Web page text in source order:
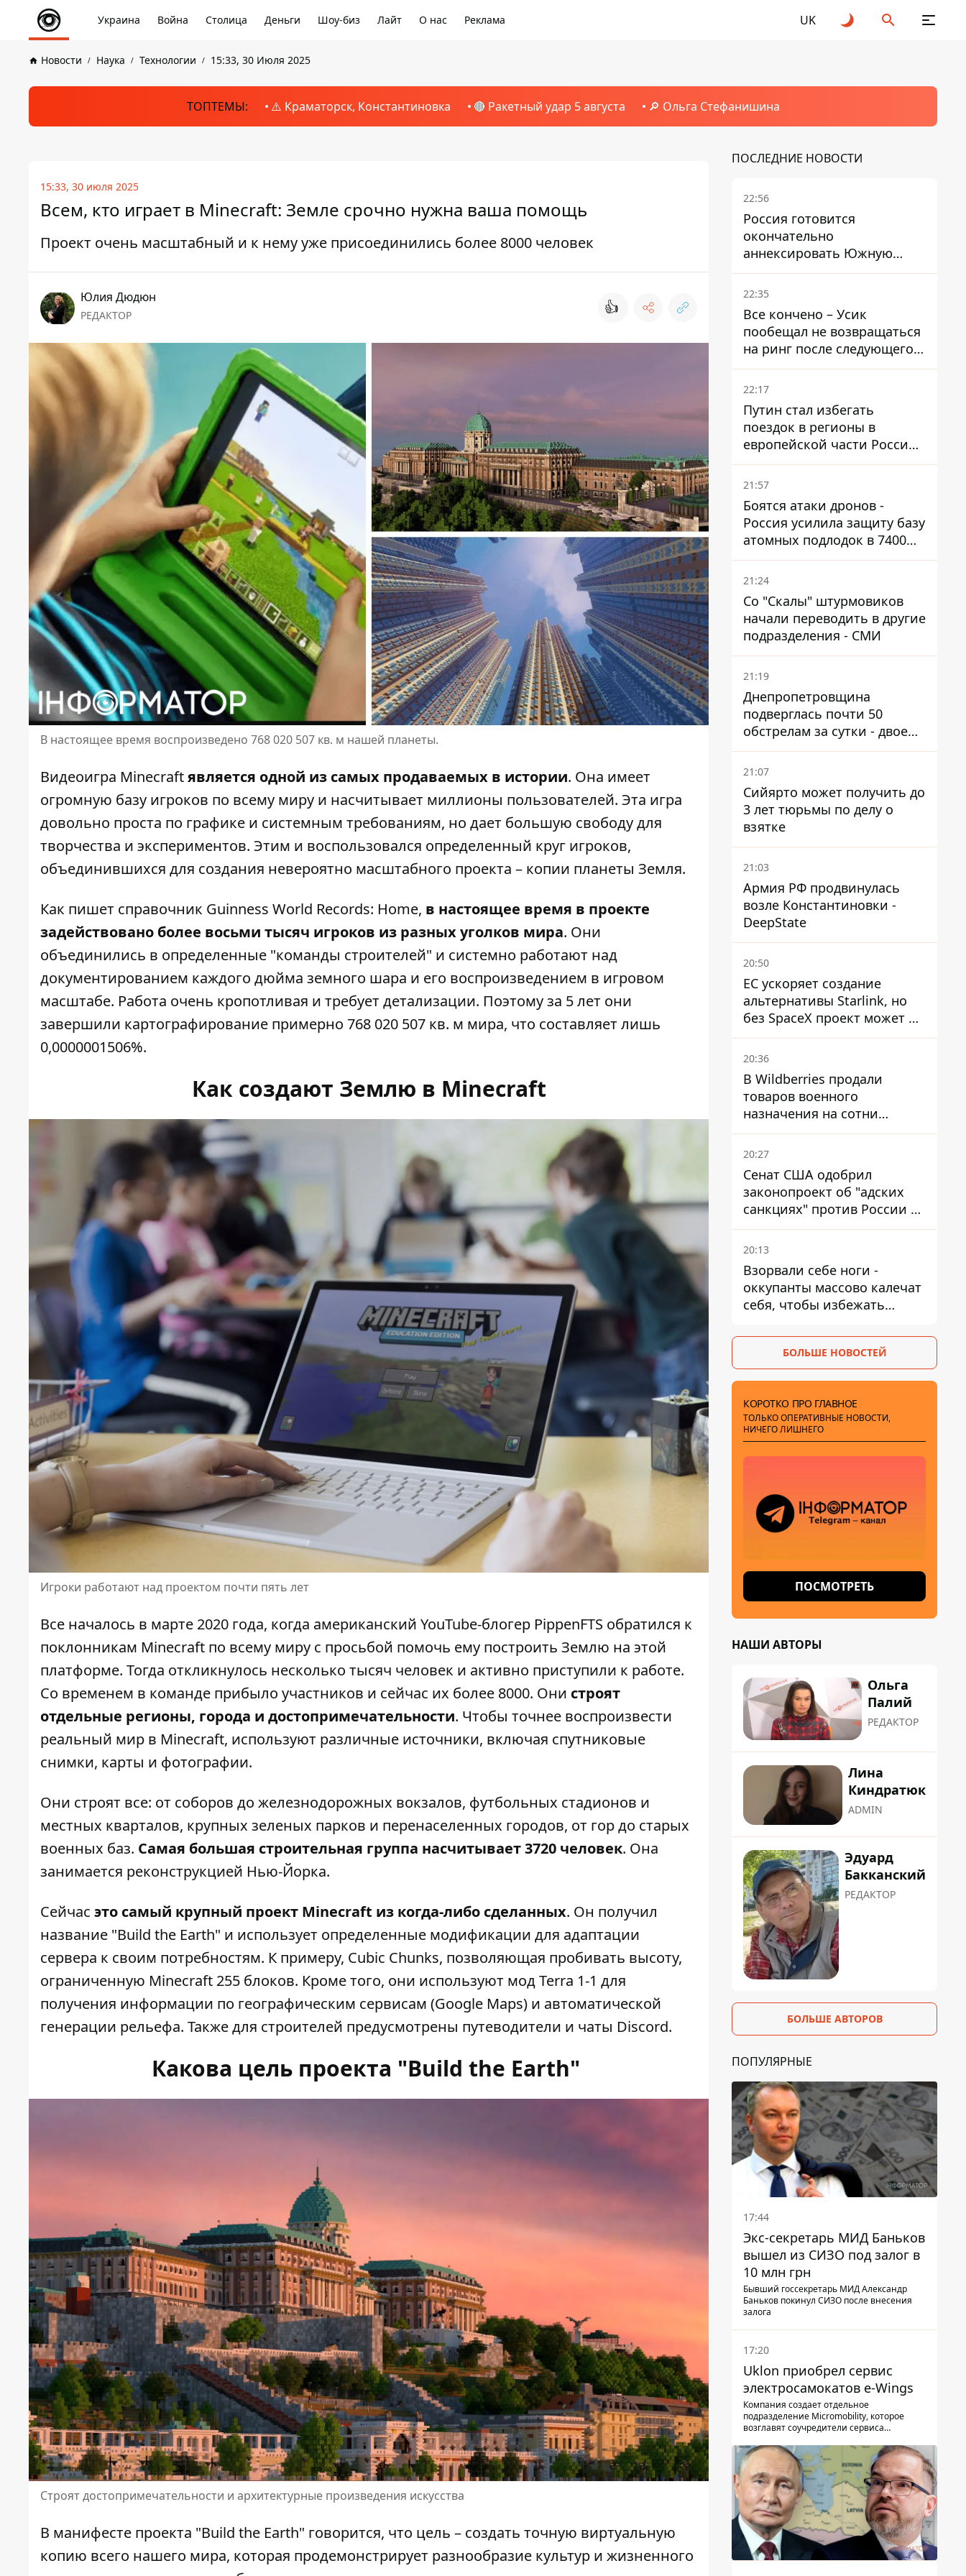
Украина Война Столица Деньги Шоу-биз Лайт О нас Реклама UK
Новости Наука Технологии 15:33, 30 Июля 2025
ТОПТЕМЫ: ⚠️ Краматорск, Константиновка 🔴 Ракетный удар 5 августа 🔎 Ольга Стефанишина
15:33, 30 июля 2025
Всем, кто играет в Minecraft: Земле срочно нужна ваша помощь
Проект очень масштабный и к нему уже присоединились более 8000 человек
Юлия Дюдюн
РЕДАКТОР 👍
В настоящее время воспроизведено 768 020 507 кв. м нашей планеты.
Видеоигра Minecraftявляется одной из самых продаваемых в истории. Она имеет
огромную базу игроков по всему миру и насчитывает миллионы пользователей. Эта игра
довольно проста по графике и системным требованиям, но дает большую свободу для
творчества и экспериментов. Этим и воспользовался определенный круг игроков,
объединившихся для создания невероятно масштабного проекта – копии планеты Земля.
Как пишет справочник Guinness World Records: Home, в настоящее время в проекте
задействовано более восьми тысяч игроков из разных уголков мира. Они
объединились в определенные "команды строителей" и системно работают над
документированием каждого дюйма земного шара и его воспроизведением в игровом
масштабе. Работа очень кропотливая и требует детализации. Поэтому за 5 лет они
завершили картографирование примерно 768 020 507 кв. м мира, что составляет лишь
0,0000001506%.
Как создают Землю в Minecraft
Игроки работают над проектом почти пять лет
Все началось в марте 2020 года, когда американский YouTube-блогер PippenFTS обратился к
поклонникам Minecraft по всему миру с просьбой помочь ему построить Землю на этой
платформе. Тогда откликнулось несколько тысяч человек и активно приступили к работе.
Со временем в команде прибыло участников и сейчас их более 8000. Они строят
отдельные регионы, города и достопримечательности. Чтобы точнее воспроизвести
реальный мир в Minecraft, используют различные источники, включая спутниковые
снимки, карты и фотографии.
Они строят все: от соборов до железнодорожных вокзалов, футбольных стадионов и
местных кварталов, крупных зеленых парков и перенаселенных городов, от гор до старых
военных баз. Самая большая строительная группа насчитывает 3720 человек. Она
занимается реконструкцией Нью-Йорка.
Сейчас это самый крупный проект Minecraft из когда-либо сделанных. Он получил
название "Build the Earth" и использует определенные модификации для адаптации
сервера к своим потребностям. К примеру, Cubic Chunks, позволяющая пробивать высоту,
ограниченную Minecraft 255 блоков. Кроме того, они используют мод Terra 1-1 для
получения информации по географическим сервисам (Google Maps) и автоматической
генерации рельефа. Также для строителей предусмотрены путеводители и чаты Discord.
Какова цель проекта "Build the Earth"
Строят достопримечательности и архитектурные произведения искусства
В манифесте проекта "Build the Earth" говорится, что цель – создать точную виртуальную
копию всего нашего мира, которая продемонстрирует разнообразие культур и жизненного
ПОСЛЕДНИЕ НОВОСТИ
22:56
Россия готовится
окончательно
аннексировать Южную
Осетию – страны НАТО
обеспокоены
22:35
Все кончено – Усик
пообещал не возвращаться
на ринг после следующего
боя
22:17
Путин стал избегать
поездок в регионы в
европейской части России,
куда регулярно долетают
дроны
21:57
Боятся атаки дронов -
Россия усилила защиту базу
атомных подлодок в 7400
км от Украины
21:24
Со "Скалы" штурмовиков
начали переводить в другие
подразделения - СМИ
21:19
Днепропетровщина
подверглась почти 50
обстрелам за сутки - двое
погибших, шесть
пострадавших
21:07
Сийярто может получить до
3 лет тюрьмы по делу о
взятке
21:03
Армия РФ продвинулась
возле Константиновки -
DeepState
20:50
ЕС ускоряет создание
альтернативы Starlink, но
без SpaceX проект может не
обойтись
20:36
В Wildberries продали
товаров военного
назначения на сотни
миллионов, но удары ВСУ
изменили ситуацию
20:27
Сенат США одобрил
законопроект об "адских
санкциях" против России и
Ирана
20:13
Взорвали себе ноги -
оккупанты массово калечат
себя, чтобы избежать
БОЛЬШЕ НОВОСТЕЙ
КОРОТКО ПРО ГЛАВНОЕ
ТОЛЬКО ОПЕРАТИВНЫЕ НОВОСТИ,
НИЧЕГО ЛИШНЕГО
ПОСМОТРЕТЬ
НАШИ АВТОРЫ
Ольга
Палий
РЕДАКТОР
Лина
Киндратюк
ADMIN
Эдуард
Бакканский
РЕДАКТОР
БОЛЬШЕ АВТОРОВ
ПОПУЛЯРНЫЕ
17:44
Экс-секретарь МИД Баньков
вышел из СИЗО под залог в
10 млн грн
Бывший госсекретарь МИД Александр
Баньков покинул СИЗО после внесения
залога
17:20
Uklon приобрел сервис
электросамокатов e-Wings
Компания создает отдельное
подразделение Micromobility, которое
возглавят соучредители сервиса